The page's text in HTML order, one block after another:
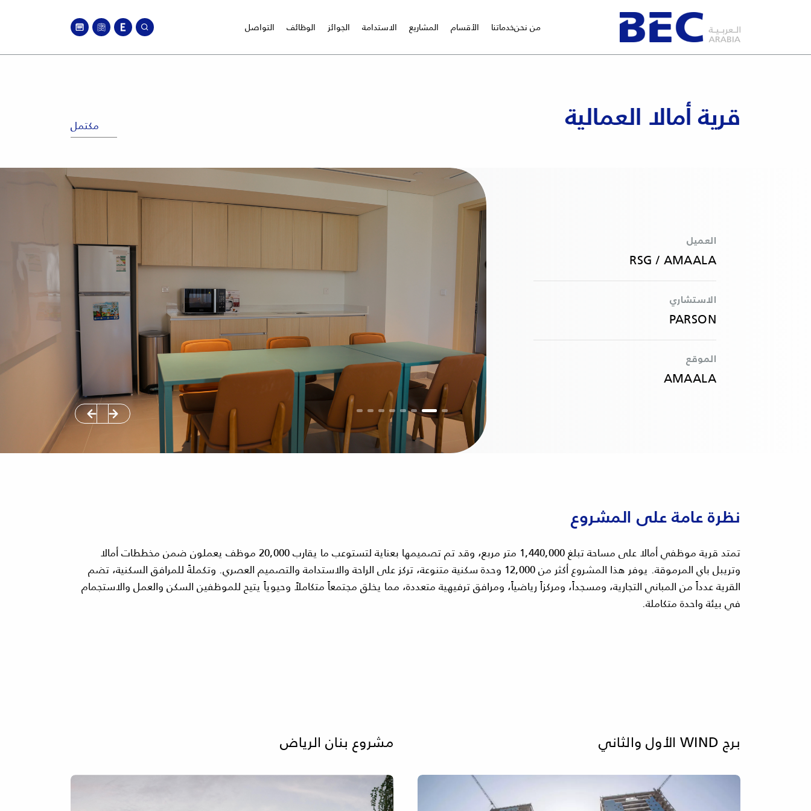
من نحنخدماتنا الأقسام المشاريع الاستدامة الجوائز الوظائف التواصل
قرية أمالا العمالية مكتمل
العميل
RSG / AMAALA
الاستشاري
PARSON
الموقع
AMAALA
نظرة عامة على المشروع
تمتد قرية موظفي أمالا على مساحة تبلغ 1,440,000 متر مربع، وقد تم تصميمها بعناية لتستوعب ما يقارب 20,000 موظف يعملون ضمن مخططات أمالا
وتريبل باي المرموقة. يوفر هذا المشروع أكثر من 12,000 وحدة سكنية متنوعة، تركز على الراحة والاستدامة والتصميم العصري. وتكملةً للمرافق السكنية، تضم
القرية عدداً من المباني التجارية، ومسجداً، ومركزاً رياضياً، ومرافق ترفيهية متعددة، مما يخلق مجتمعاً متكاملاً وحيوياً يتيح للموظفين السكن والعمل والاستجمام
في بيئة واحدة متكاملة.
برج WIND الأول والثاني مشروع بنان الرياض